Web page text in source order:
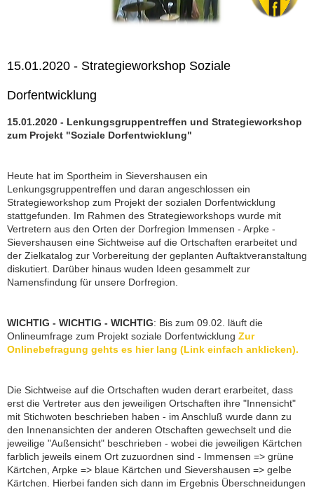
15.01.2020 - Strategieworkshop Soziale
Dorfentwicklung
15.01.2020 - Lenkungsgruppentreffen und Strategieworkshop
zum Projekt "Soziale Dorfentwicklung"
Heute hat im Sportheim in Sievershausen ein
Lenkungsgruppentreffen und daran angeschlossen ein
Strategieworkshop zum Projekt der sozialen Dorfentwicklung
stattgefunden. Im Rahmen des Strategieworkshops wurde mit
Vertretern aus den Orten der Dorfregion Immensen - Arpke -
Sievershausen eine Sichtweise auf die Ortschaften erarbeitet und
der Zielkatalog zur Vorbereitung der geplanten Auftaktveranstaltung
diskutiert. Darüber hinaus wuden Ideen gesammelt zur
Namensfindung für unsere Dorfregion.
WICHTIG - WICHTIG - WICHTIG: Bis zum 09.02. läuft die
Onlineumfrage zum Projekt soziale Dorfentwicklung Zur
Onlinebefragung gehts es hier lang (Link einfach anklicken).
Die Sichtweise auf die Ortschaften wuden derart erarbeitet, dass
erst die Vertreter aus den jeweiligen Ortschaften ihre "Innensicht"
mit Stichwoten beschrieben haben - im Anschluß wurde dann zu
den Innenansichten der anderen Otschaften gewechselt und die
jeweilige "Außensicht" beschrieben - wobei die jeweiligen Kärtchen
farblich jeweils einem Ort zuzuordnen sind - Immensen => grüne
Kärtchen, Arpke => blaue Kärtchen und Sievershausen => gelbe
Kärtchen. Hierbei fanden sich dann im Ergebnis Überschneidungen